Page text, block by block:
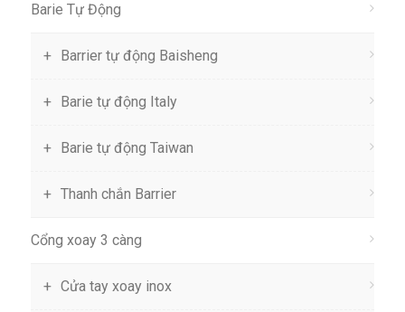
Barie Tự Động
Barrier tự động Baisheng
Barie tự động Italy
Barie tự động Taiwan
Thanh chắn Barrier
Cổng xoay 3 càng
Cửa tay xoay inox